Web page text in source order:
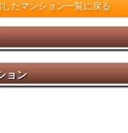
したマンション一覧に戻る
ョン